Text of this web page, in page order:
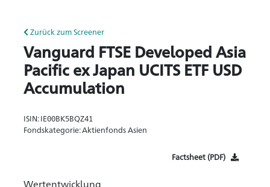
Zurück zum Screener
Vanguard FTSE Developed Asia
Pacific ex Japan UCITS ETF USD
Accumulation
ISIN: IE00BK5BQZ41
Fondskategorie: Aktienfonds Asien
Factsheet (PDF)
Wertentwicklung